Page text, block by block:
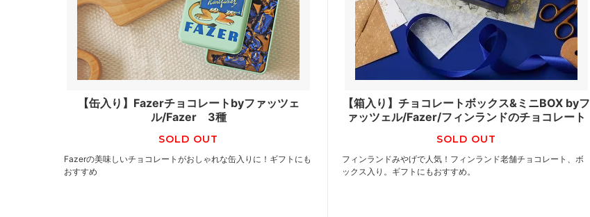
【缶入り】Fazerチョコレートbyファッツェ
ル/Fazer 3種
SOLD OUT
Fazerの美味しいチョコレートがおしゃれな缶入りに！ギフトにも
おすすめ
【箱入り】チョコレートボックス&ミニBOX byフ
ァッツェル/Fazer/フィンランドのチョコレート
SOLD OUT
フィンランドみやげで人気！フィンランド老舗チョコレート、ボ
ックス入り。ギフトにもおすすめ。